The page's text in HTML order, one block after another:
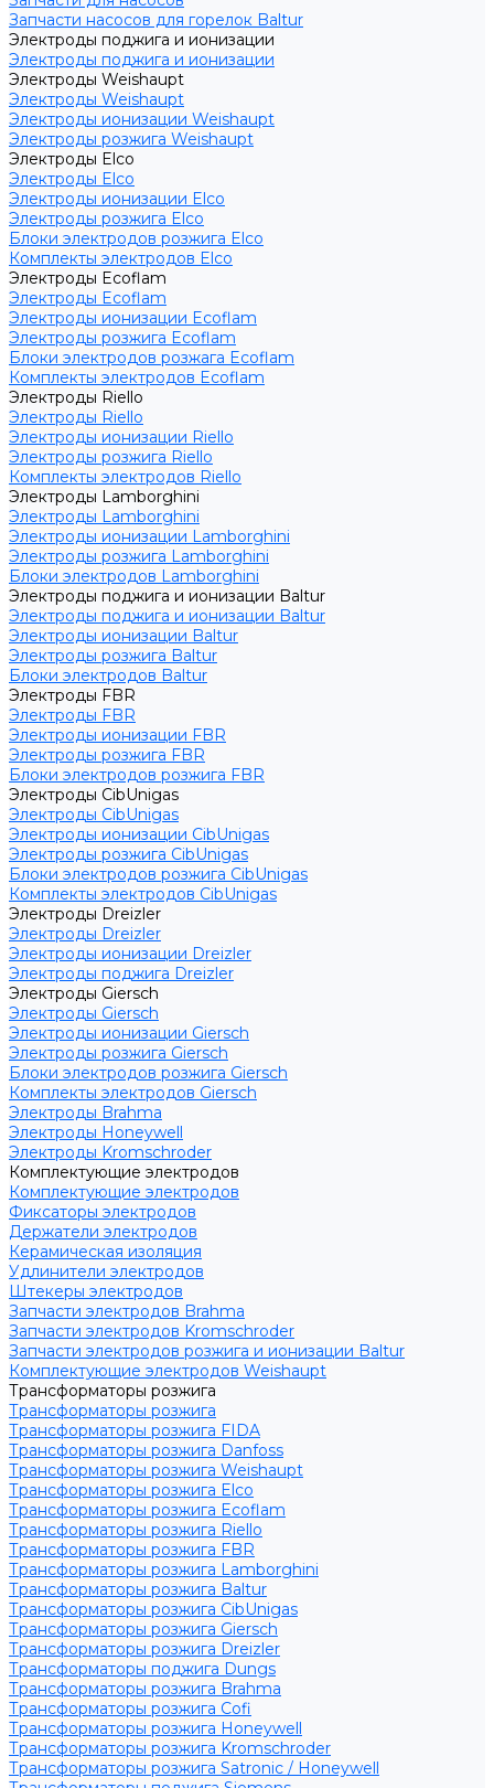
Запчасти насосов для горелок Baltur
Электроды поджига и ионизации
Электроды поджига и ионизации
Электроды Weishaupt
Электроды Weishaupt
Электроды ионизации Weishaupt
Электроды розжига Weishaupt
Электроды Elco
Электроды Elco
Электроды ионизации Elco
Электроды розжига Elco
Блоки электродов розжига Elco
Комплекты электродов Elco
Электроды Ecoflam
Электроды Ecoflam
Электроды ионизации Ecoflam
Электроды розжига Ecoflam
Блоки электродов розжага Ecoflam
Комплекты электродов Ecoflam
Электроды Riello
Электроды Riello
Электроды ионизации Riello
Электроды розжига Riello
Комплекты электродов Riello
Электроды Lamborghini
Электроды Lamborghini
Электроды ионизации Lamborghini
Электроды розжига Lamborghini
Блоки электродов Lamborghini
Электроды поджига и ионизации Baltur
Электроды поджига и ионизации Baltur
Электроды ионизации Baltur
Электроды розжига Baltur
Блоки электродов Baltur
Электроды FBR
Электроды FBR
Электроды ионизации FBR
Электроды розжига FBR
Блоки электродов розжига FBR
Электроды CibUnigas
Электроды CibUnigas
Электроды ионизации CibUnigas
Электроды розжига CibUnigas
Блоки электродов розжига CibUnigas
Комплекты электродов CibUnigas
Электроды Dreizler
Электроды Dreizler
Электроды ионизации Dreizler
Электроды поджига Dreizler
Электроды Giersch
Электроды Giersch
Электроды ионизации Giersch
Электроды розжига Giersch
Блоки электродов розжига Giersch
Комплекты электродов Giersch
Электроды Brahma
Электроды Honeywell
Электроды Kromschroder
Комплектующие электродов
Комплектующие электродов
Фиксаторы электродов
Держатели электродов
Керамическая изоляция
Удлинители электродов
Штекеры электродов
Запчасти электродов Brahma
Запчасти электродов Kromschroder
Запчасти электродов розжига и ионизации Baltur
Комплектующие электродов Weishaupt
Трансформаторы розжига
Трансформаторы розжига
Трансформаторы розжига FIDA
Трансформаторы розжига Danfoss
Трансформаторы розжига Weishaupt
Трансформаторы розжига Elco
Трансформаторы розжига Ecoflam
Трансформаторы розжига Riello
Трансформаторы розжига FBR
Трансформаторы розжига Lamborghini
Трансформаторы розжига Baltur
Трансформаторы розжига CibUnigas
Трансформаторы розжига Giersch
Трансформаторы розжига Dreizler
Трансформаторы поджига Dungs
Трансформаторы розжига Brahma
Трансформаторы розжига Cofi
Трансформаторы розжига Honeywell
Трансформаторы розжига Kromschroder
Трансформаторы розжига Satronic / Honeywell